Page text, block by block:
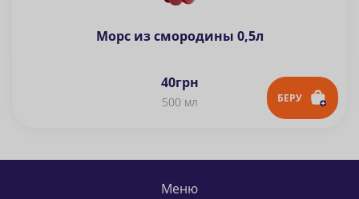
Морс из смородины 0,5л
40грн
500 мл БЕРУ
Меню